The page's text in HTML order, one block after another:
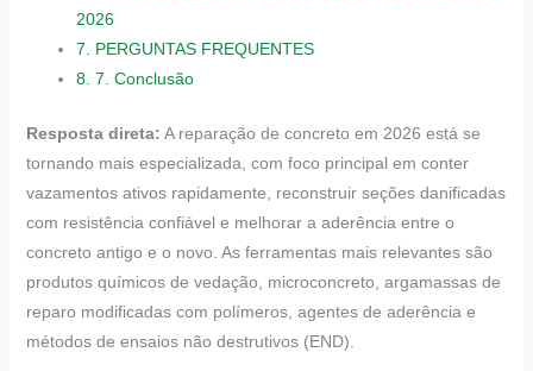
2026
7. PERGUNTAS FREQUENTES
8. 7. Conclusão
Resposta direta: A reparação de concreto em 2026 está se
tornando mais especializada, com foco principal em conter
vazamentos ativos rapidamente, reconstruir seções danificadas
com resistência confiável e melhorar a aderência entre o
concreto antigo e o novo. As ferramentas mais relevantes são
produtos químicos de vedação, microconcreto, argamassas de
reparo modificadas com polímeros, agentes de aderência e
métodos de ensaios não destrutivos (END).